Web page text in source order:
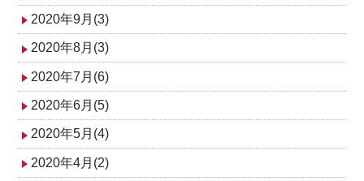
2020年9月(3)
2020年8月(3)
2020年7月(6)
2020年6月(5)
2020年5月(4)
2020年4月(2)